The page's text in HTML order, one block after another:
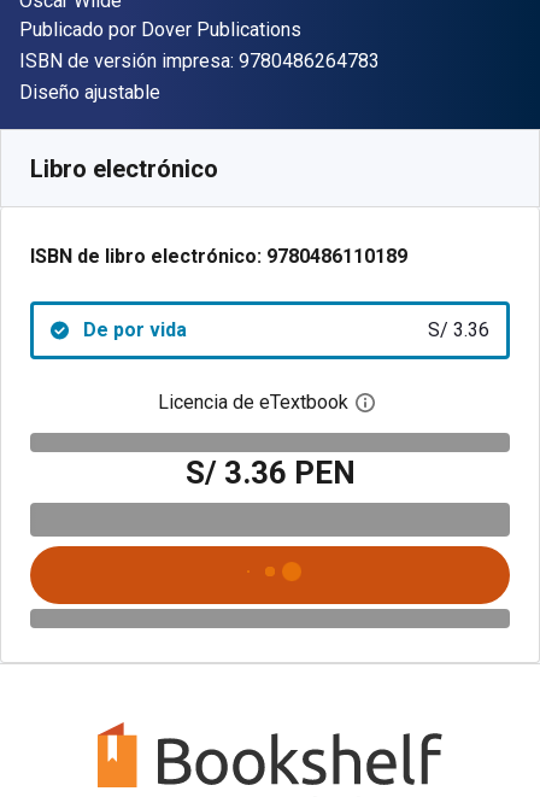
Editor
Publicado por Dover Publications
ISBN de versión impresa: 9780486264783
Formato
Diseño ajustable
Libro electrónico
ISBN de libro electrónico: 9780486110189
De por vida S/ 3.36
Licencia de eTextbook Abre el cuadro de
S/ 3.36 PEN